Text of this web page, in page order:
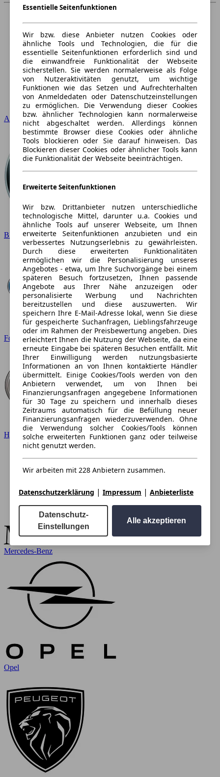
Audi
BMW
Ford
Hyundai
Mercedes-Benz
Opel
Essentielle Seitenfunktionen
Wir bzw. diese Anbieter nutzen Cookies oder
ähnliche Tools und Technologien, die für die
essentielle Seitenfunktionen erforderlich sind und
die einwandfreie Funktionalität der Webseite
sicherstellen. Sie werden normalerweise als Folge
von Nutzeraktivitäten genutzt, um wichtige
Funktionen wie das Setzen und Aufrechterhalten
von Anmeldedaten oder Datenschutzeinstellungen
zu ermöglichen. Die Verwendung dieser Cookies
bzw. ähnlicher Technologien kann normalerweise
nicht abgeschaltet werden. Allerdings können
bestimmte Browser diese Cookies oder ähnliche
Tools blockieren oder Sie darauf hinweisen. Das
Blockieren dieser Cookies oder ähnlicher Tools kann
die Funktionalität der Webseite beeinträchtigen.
Erweiterte Seitenfunktionen
Wir bzw. Drittanbieter nutzen unterschiedliche
technologische Mittel, darunter u.a. Cookies und
ähnliche Tools auf unserer Webseite, um Ihnen
erweiterte Seitenfunktionen anzubieten und ein
verbessertes Nutzungserlebnis zu gewährleisten.
Durch diese erweiterten Funktionalitäten
ermöglichen wir die Personalisierung unseres
Angebotes - etwa, um Ihre Suchvorgänge bei einem
späteren Besuch fortzusetzen, Ihnen passende
Angebote aus Ihrer Nähe anzuzeigen oder
personalisierte Werbung und Nachrichten
bereitzustellen und diese auszuwerten. Wir
speichern Ihre E-Mail-Adresse lokal, wenn Sie diese
für gespeicherte Suchanfragen, Lieblingsfahrzeuge
oder im Rahmen der Preisbewertung angeben. Dies
erleichtert Ihnen die Nutzung der Webseite, da eine
erneute Eingabe bei späteren Besuchen entfällt. Mit
Ihrer Einwilligung werden nutzungsbasierte
Informationen an von Ihnen kontaktierte Händler
übermittelt. Einige Cookies/Tools werden von den
Anbietern verwendet, um von Ihnen bei
Finanzierungsanfragen angegebene Informationen
für 30 Tage zu speichern und innerhalb dieses
Zeitraums automatisch für die Befüllung neuer
Finanzierungsanfragen wiederzuverwenden. Ohne
die Verwendung solcher Cookies/Tools können
solche erweiterten Funktionen ganz oder teilweise
nicht genutzt werden.
Wir arbeiten mit 228 Anbietern zusammen.
Datenschutzerklärung | Impressum | Anbieterliste
Datenschutz-
Einstellungen
Alle akzeptieren